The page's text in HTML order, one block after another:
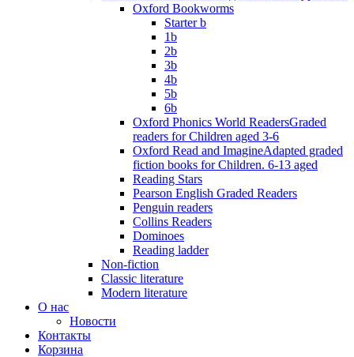
Oxford Bookworms
Starter b
1b
2b
3b
4b
5b
6b
Oxford Phonics World ReadersGraded
readers for Children aged 3-6
Oxford Read and ImagineAdapted graded
fiction books for Children. 6-13 aged
Reading Stars
Pearson English Graded Readers
Penguin readers
Collins Readers
Dominoes
Reading ladder
Non-fiction
Classic literature
Modern literature
О нас
Новости
Контакты
Корзина